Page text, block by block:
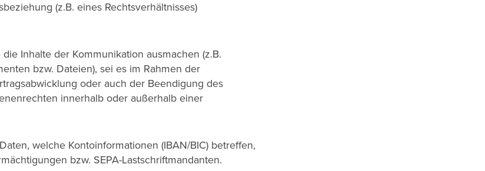
(z.B. eines Rechtsverhältnisses)
Inhalte der Kommunikation ausmachen (z.B.
bzw. Dateien), sei es im Rahmen der
oder auch der Beendigung des
innerhalb oder außerhalb einer
welche Kontoinformationen (IBAN/BIC) betreffen,
bzw. SEPA-Lastschriftmandanten.